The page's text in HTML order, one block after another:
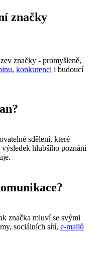
značky
značky - promyšleně,
, konkurenci i budoucí
sdělení, které
hlubšího poznání
značka mluví se svými
sociálních sítí, e-mailů